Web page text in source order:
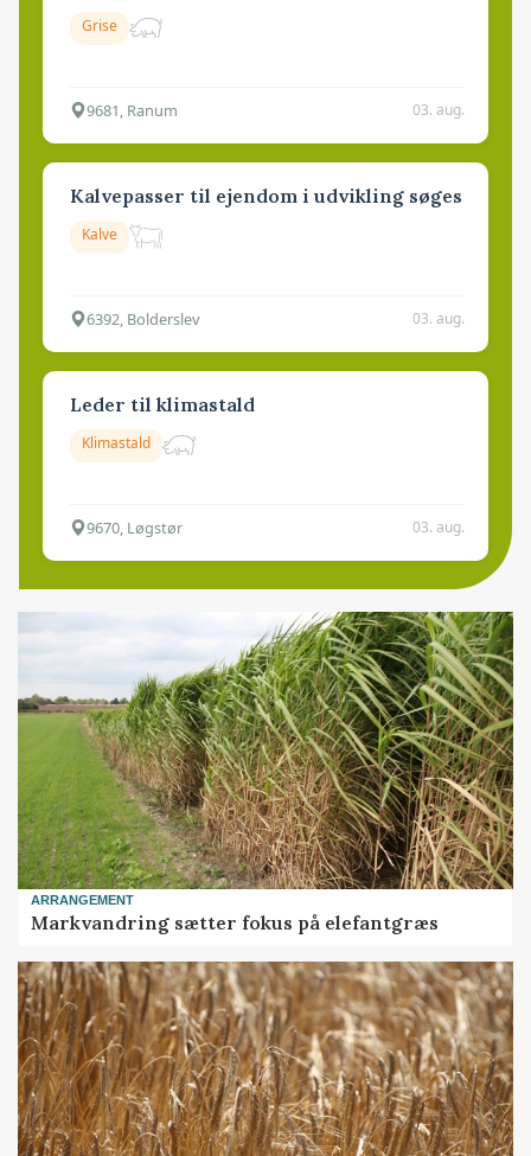
Grise
9681, Ranum 03. aug.
Kalvepasser til ejendom i udvikling søges
Kalve
6392, Bolderslev 03. aug.
Leder til klimastald
Klimastald
9670, Løgstør 03. aug.
ARRANGEMENT
Markvandring sætter fokus på elefantgræs